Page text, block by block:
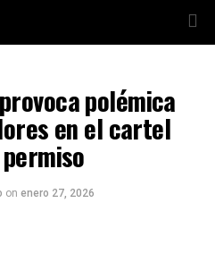
polémica
en el cartel
on enero 27, 2026